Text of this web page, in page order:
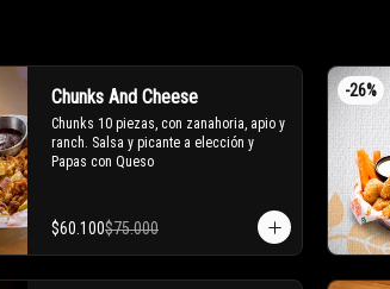
Chunks And Cheese
Chunks 10 piezas, con zanahoria, apio y
ranch. Salsa y picante a elección y
Papas con Queso
$60.100$75.000
-26%